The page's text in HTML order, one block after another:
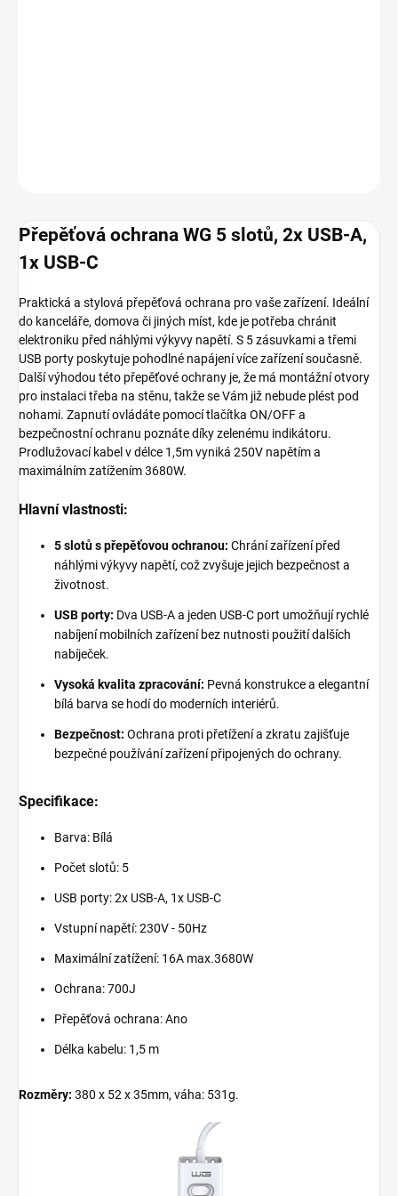
Přepěťová ochrana WG 5 slotů, 2x USB-A,
1x USB-C
Praktická a stylová přepěťová ochrana pro vaše zařízení. Ideální
do kanceláře, domova či jiných míst, kde je potřeba chránit
elektroniku před náhlými výkyvy napětí. S 5 zásuvkami a třemi
USB porty poskytuje pohodlné napájení více zařízení současně.
Další výhodou této přepěťové ochrany je, že má montážní otvory
pro instalaci třeba na stěnu, takže se Vám již nebude plést pod
nohami. Zapnutí ovládáte pomocí tlačítka ON/OFF a
bezpečnostní ochranu poznáte díky zelenému indikátoru.
Prodlužovací kabel v délce 1,5m vyniká 250V napětím a
maximálním zatížením 3680W.
Hlavní vlastnosti:
5 slotů s přepěťovou ochranou: Chrání zařízení před
náhlými výkyvy napětí, což zvyšuje jejich bezpečnost a
životnost.
USB porty: Dva USB-A a jeden USB-C port umožňují rychlé
nabíjení mobilních zařízení bez nutnosti použití dalších
nabíječek.
Vysoká kvalita zpracování: Pevná konstrukce a elegantní
bílá barva se hodí do moderních interiérů.
Bezpečnost: Ochrana proti přetížení a zkratu zajišťuje
bezpečné používání zařízení připojených do ochrany.
Specifikace:
Barva: Bílá
Počet slotů: 5
USB porty: 2x USB-A, 1x USB-C
Vstupní napětí: 230V - 50Hz
Maximální zatížení: 16A max.3680W
Ochrana: 700J
Přepěťová ochrana: Ano
Délka kabelu: 1,5 m
Rozměry: 380 x 52 x 35mm, váha: 531g.